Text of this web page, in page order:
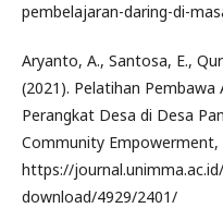
pembelajaran-daring-di-
Aryanto, A., Santosa, E.,
(2021). Pelatihan Pembawa
Perangkat Desa di Desa
Community Empowerment,
https://
download/4929/2401/